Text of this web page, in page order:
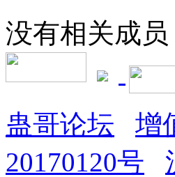
没有相关成员
蛊哥论坛
增
20170120号